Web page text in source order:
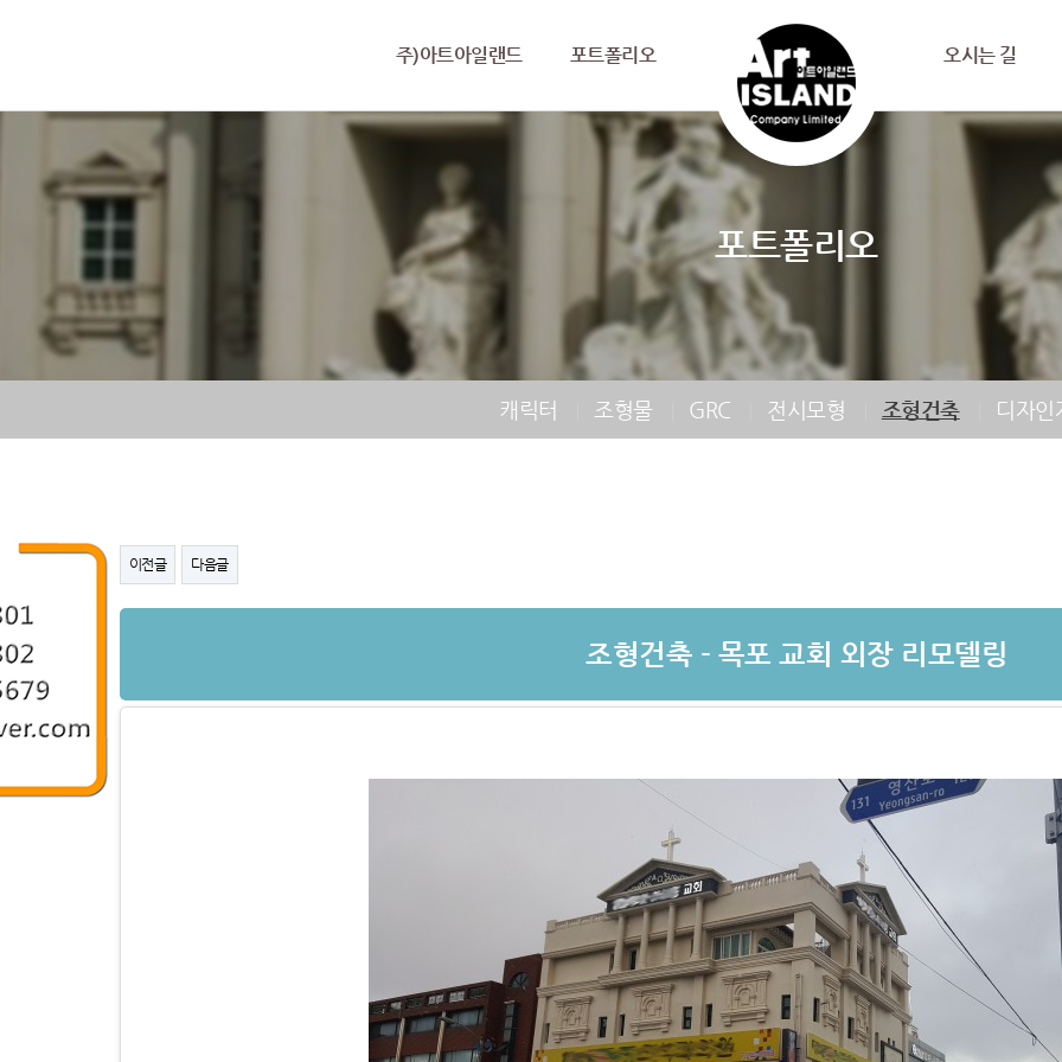
주)아트아일랜드 포트폴리오 오시는 길
포트폴리오
캐릭터 조형물 GRC 전시모형 조형건축 디자인
이전글 다음글
조형건축 - 목포 교회 외장 리모델링